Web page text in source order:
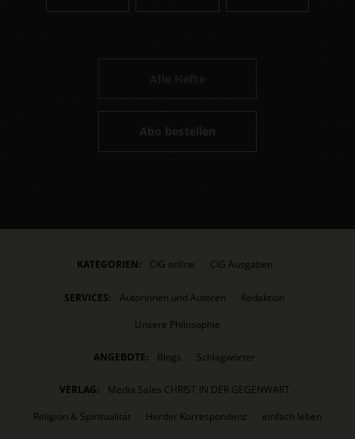
Abo bestellen
KATEGORIEN: CIG online CIG Ausgaben
SERVICES: Autorinnen und Autoren
Redaktion
Unsere Philosophie
ANGEBOTE: Blogs Schlagwörter
VERLAG:
Media Sales CHRIST IN DER GEGENWART
Religion & Spiritualität
Herder Korrespondenz
einfach leben